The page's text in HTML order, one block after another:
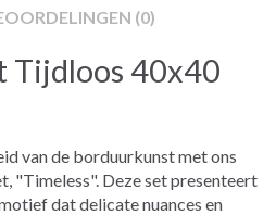
(0)
Tijdloos 40x40
van de borduurkunst met ons
"Timeless". Deze set presenteert
dat delicate nuances en